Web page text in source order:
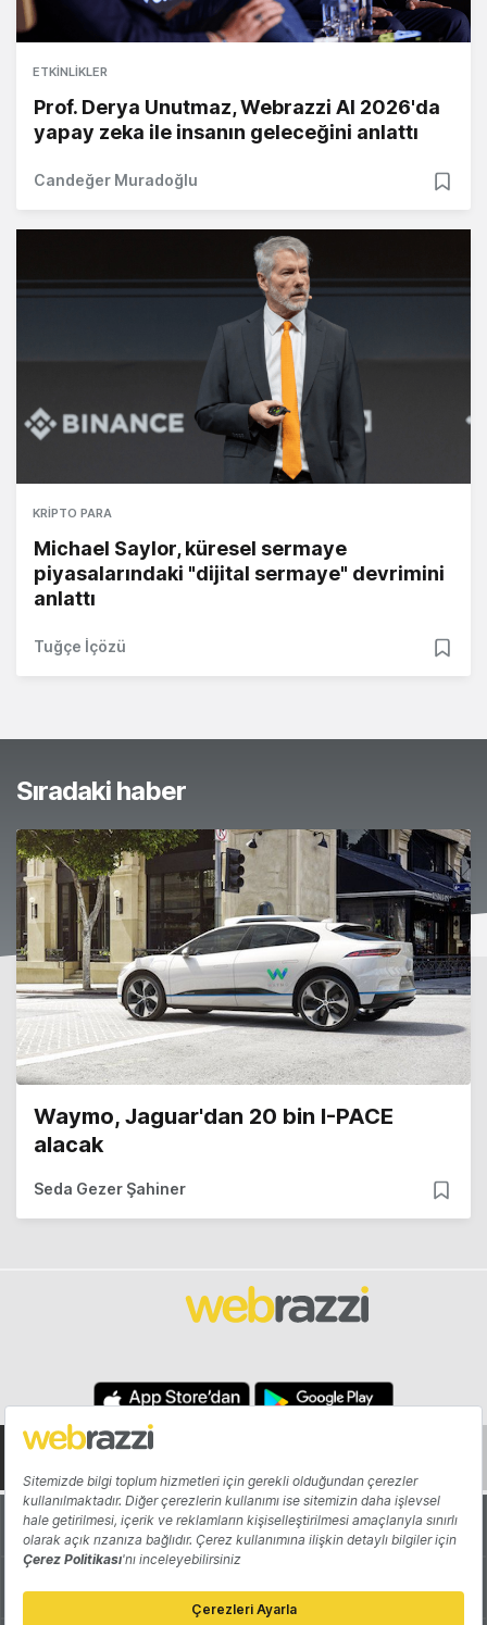
ETKINLIKLER
Prof. Derya Unutmaz, Webrazzi AI 2026'da
yapay zeka ile insanın geleceğini anlattı
Candeğer Muradoğlu
KRIPTO PARA
Michael Saylor, küresel sermaye
piyasalarındaki "dijital sermaye" devrimini
anlattı
Tuğçe İçözü
Sıradaki haber
Waymo, Jaguar'dan 20 bin I-PACE
alacak
Seda Gezer Şahiner
Hakkında Yazarlar
Katkıda Bulun Reklam